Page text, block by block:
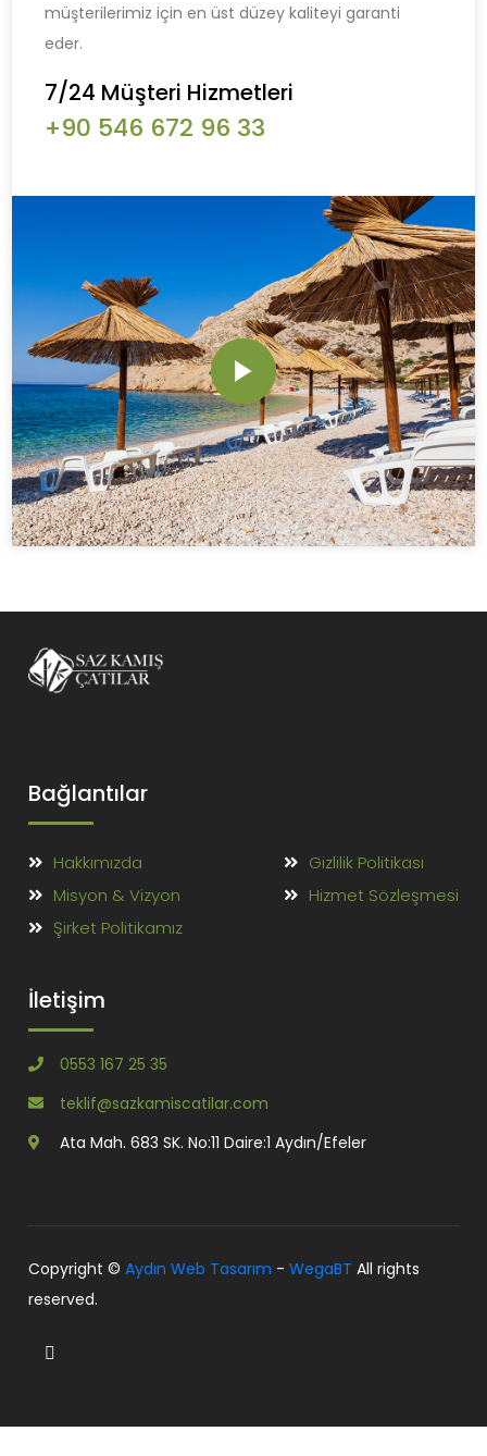
müşterilerimiz için en üst düzey kaliteyi garanti
eder.
7/24 Müşteri Hizmetleri
+90 546 672 96 33
Bağlantılar
Hakkımızda
Misyon & Vizyon
Şirket Politikamız
Gizlilik Politikası
Hizmet Sözleşmesi
İletişim
0553 167 25 35
teklif@sazkamiscatilar.com
Ata Mah. 683 SK. No:11 Daire:1 Aydın/Efeler
Copyright ©Aydın Web Tasarım -WegaBT All rights
reserved.